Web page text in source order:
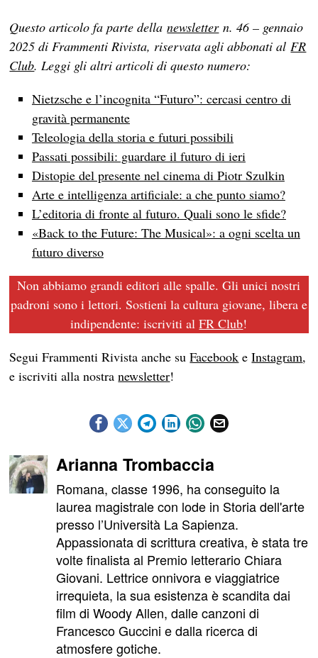
Questo articolo fa parte dellanewslettern. 46 – gennaio
2025 di Frammenti Rivista, riservata agli abbonati alFR
Club. Leggi gli altri articoli di questo numero:
Nietzsche e l’incognita “Futuro”: cercasi centro di
gravità permanente
Teleologia della storia e futuri possibili
Passati possibili: guardare il futuro di ieri
Distopie del presente nel cinema di Piotr Szulkin
Arte e intelligenza artificiale: a che punto siamo?
L’editoria di fronte al futuro. Quali sono le sfide?
«Back to the Future: The Musical»: a ogni scelta un
futuro diverso
Non abbiamo grandi editori alle spalle. Gli unici nostri
padroni sono i lettori. Sostieni la cultura giovane, libera e
indipendente: iscriviti alFR Club!
Segui Frammenti Rivista anche suFacebook eInstagram,
e iscriviti alla nostranewsletter!
Arianna Trombaccia
Romana, classe 1996, ha conseguito la
laurea magistrale con lode in Storia dell'arte
presso l’Università La Sapienza.
Appassionata di scrittura creativa, è stata tre
volte finalista al Premio letterario Chiara
Giovani. Lettrice onnivora e viaggiatrice
irrequieta, la sua esistenza è scandita dai
film di Woody Allen, dalle canzoni di
Francesco Guccini e dalla ricerca di
atmosfere gotiche.